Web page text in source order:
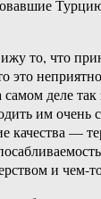
то, что
это
деле так
им очень
качества —
и чем-